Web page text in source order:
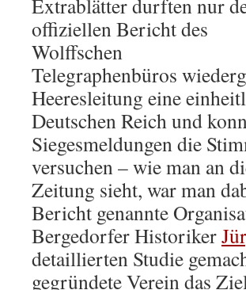
Extrablätter durften nur
offiziellen Bericht des
Wolffschen
Telegraphenbüros
Heeresleitung eine
Deutschen Reich und
Siegesmeldungen die
versuchen – wie man an
Zeitung sieht, war man
Bericht genannte
Bergedorfer Historiker
detaillierten Studie
gegründete Verein das